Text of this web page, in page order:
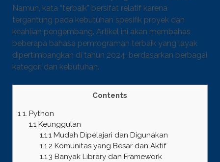
Namun, kata “terbaik” bersifat relatif karena
tergantung pada kebutuhan spesifik proyek dan
keahlian pengembang. Artikel ini akan membahas
beberapa bahasa pemrograman terbaik yang layak
dipertimbangkan di tahun 2024, berdasarkan berbagai
kategori dan kebutuhan.
Contents
11. Python
1.1Keunggulan
1.1.1 Mudah Dipelajari dan Digunakan
1.1.2 Komunitas yang Besar dan Aktif
1.1.3 Banyak Library dan Framework